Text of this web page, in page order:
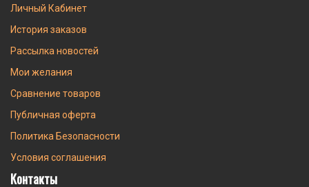
Личный Кабинет
История заказов
Рассылка новостей
Мои желания
Сравнение товаров
Публичная оферта
Политика Безопасности
Условия соглашения
Контакты